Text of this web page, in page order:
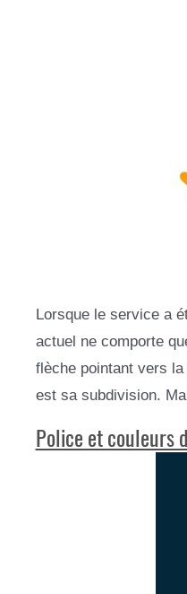
Lorsque le service a
actuel ne comporte
flèche pointant vers
est sa subdivision.
Police et couleurs